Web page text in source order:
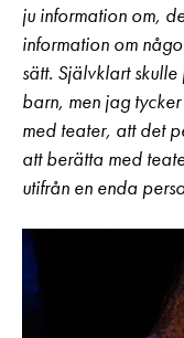
ju information om,
information om
sätt. Självklart
barn, men jag
med teater, att det
att berätta med
utifrån en enda